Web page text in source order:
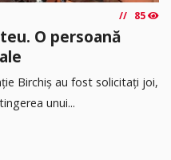
85
O persoană
Birchiș au fost solicitați joi,
unui...